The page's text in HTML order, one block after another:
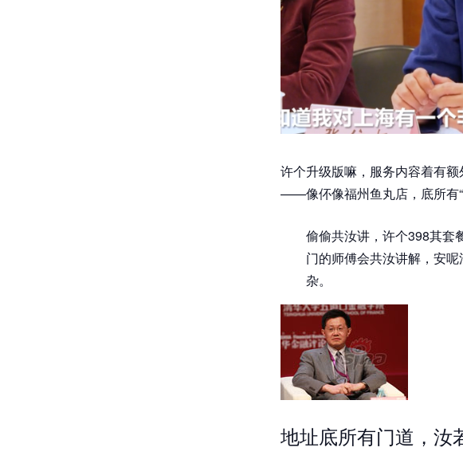
许个升级版嘛，服务内容着有
——像伓像福州鱼丸店，底所有“
偷偷共汝讲，许个398其套
门的师傅会共汝讲解，安
杂。
地址底所有门道，汝